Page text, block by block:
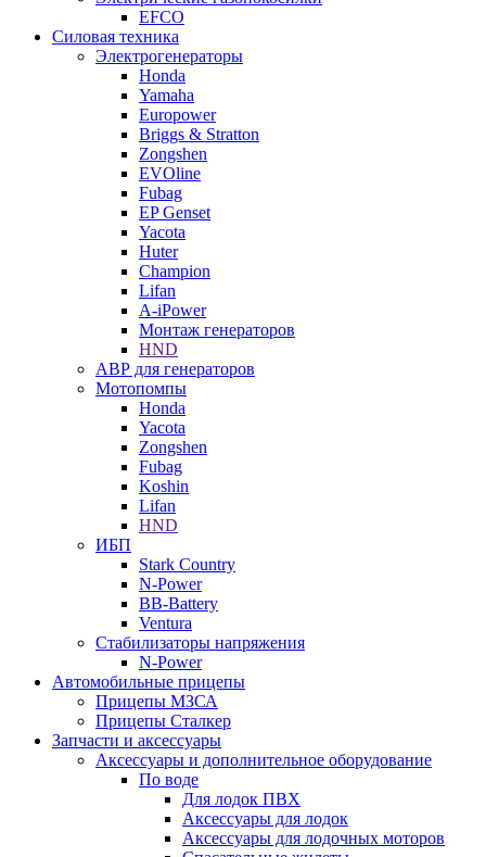
EFCO
Силовая техника
Электрогенераторы
Honda
Yamaha
Europower
Briggs & Stratton
Zongshen
EVOline
Fubag
EP Genset
Yacota
Huter
Champion
Lifan
A-iPower
Монтаж генераторов
HND
АВР для генераторов
Мотопомпы
Honda
Yacota
Zongshen
Fubag
Koshin
Lifan
HND
ИБП
Stark Country
N-Power
BB-Battery
Ventura
Стабилизаторы напряжения
N-Power
Автомобильные прицепы
Прицепы МЗСА
Прицепы Сталкер
Запчасти и аксессуары
Аксессуары и дополнительное оборудование
По воде
Для лодок ПВХ
Аксессуары для лодок
Аксессуары для лодочных моторов